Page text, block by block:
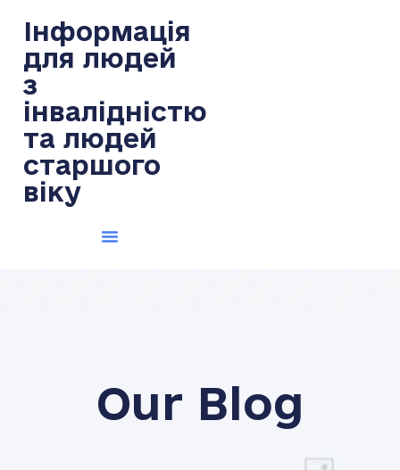
Інформація
для людей
з
інвалідністю
та людей
старшого
віку
Our Blog